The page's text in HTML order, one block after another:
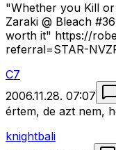
"Whether you Kill
Zaraki @ Bleach
worth it" https://
referral=STAR-
C7
2006.11.28. 07:07
értem, de azt nem,
knightbali